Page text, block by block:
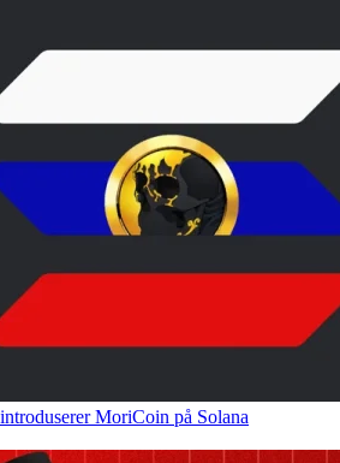
MoriCoin på Solana